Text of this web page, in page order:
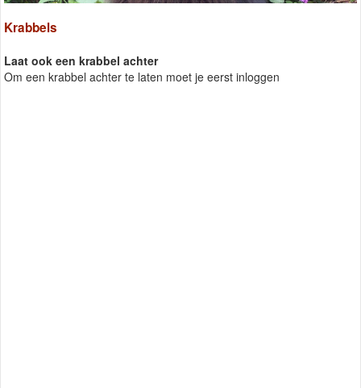
Krabbels
Laat ook een krabbel achter
Om een krabbel achter te laten moet je eerst inloggen